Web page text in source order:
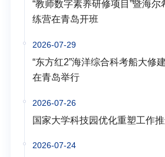
“教师数字素养研修项目”暨海尔
练营在青岛开班
2026-07-29
“东方红2”海洋综合科考船大修
在青岛举行
2026-07-26
国家大学科技园优化重塑工作
2026-07-24